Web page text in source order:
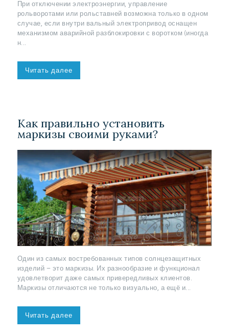
При отключении электроэнергии, управление
рольворотами или рольставней возможна только в одном
случае, если внутри вальный электропривод оснащен
механизмом аварийной разблокировки с воротком (иногда
н...
Читать далее
Как правильно установить
маркизы своими руками?
Один из самых востребованных типов солнцезащитных
изделий – это маркизы. Их разнообразие и функционал
удовлетворит даже самых привередливых клиентов.
Маркизы отличаются не только визуально, а ещё и...
Читать далее